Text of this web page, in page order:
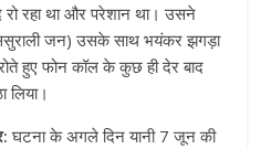
रहा था और परेशान था। उसने
जन) उसके साथ भयंकर झगड़ा
हुए फोन कॉल के कुछ ही देर बाद
लिया।
घटना के अगले दिन यानी 7 जून की